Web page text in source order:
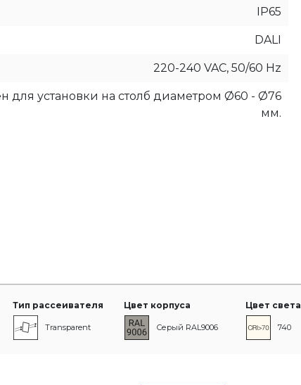
IP65
DALI
220-240 VAC, 50/60 Hz
для установки на столб диаметром Ø60 - Ø76
мм.
Тип рассеивателя
Transparent
Цвет корпуса
Серый RAL9006
Цвет света
740